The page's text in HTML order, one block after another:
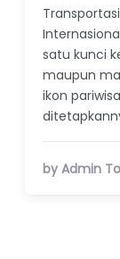
satu kunci
maupun
ikon
by Admin